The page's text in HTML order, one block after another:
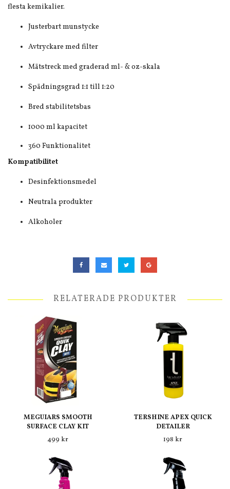
flesta kemikalier.
Justerbart munstycke
Avtryckare med filter
Mätstreck med graderad ml- & oz-skala
Spädningsgrad 1:1 till 1:20
Bred stabilitetsbas
1000 ml kapacitet
360 Funktionalitet
Kompatibilitet
Desinfektionsmedel
Neutrala produkter
Alkoholer
RELATERADE PRODUKTER
MEGUIARS SMOOTH
SURFACE CLAY KIT
499 kr
TERSHINE APEX QUICK
DETAILER
198 kr